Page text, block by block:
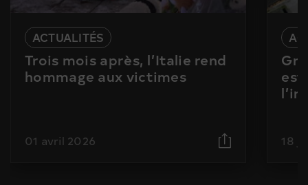
ACTUALITÉS
Trois mois après, l’Italie rend
hommage aux victimes
01 avril 2026
est
18